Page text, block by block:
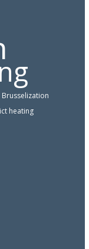
Brusselization
heating